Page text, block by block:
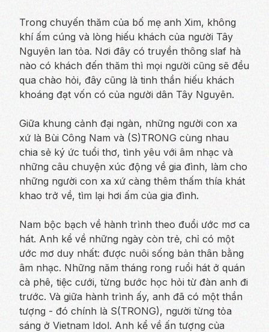
Trong chuyến thăm của bố mẹ anh Xim, không
khí ấm cúng và lòng hiếu khách của người Tây
Nguyên lan tỏa. Nơi đây có truyền thông slaf hà
nào có khách đến thăm thì mọi người cũng sẽ đều
qua chào hỏi, đây cũng là tinh thần hiếu khách
khoáng đạt vốn có của người dân Tây Nguyên.
Giữa khung cảnh đại ngàn, những người con xa
xứ là Bùi Công Nam và (S)TRONG cùng nhau
chia sẻ ký ức tuổi thơ, tình yêu với âm nhạc và
những câu chuyện xúc động về gia đình, làm cho
những người con xa xứ càng thêm thấm thía khát
khao trở về, tìm lại hơi ấm của gia đình.
Nam bộc bạch về hành trình theo đuổi ước mơ ca
hát. Anh kể về những ngày còn trẻ, chỉ có một
ước mơ duy nhất: được nuôi sống bản thân bằng
âm nhạc. Những năm tháng rong ruổi hát ở quán
cà phê, tiệc cưới, từng bước học hỏi từ đàn anh đi
trước. Và giữa hành trình ấy, anh đã có một thần
tượng - đó chính là S(TRONG), người từng tỏa
sáng ở Vietnam Idol. Anh kể về ấn tượng của